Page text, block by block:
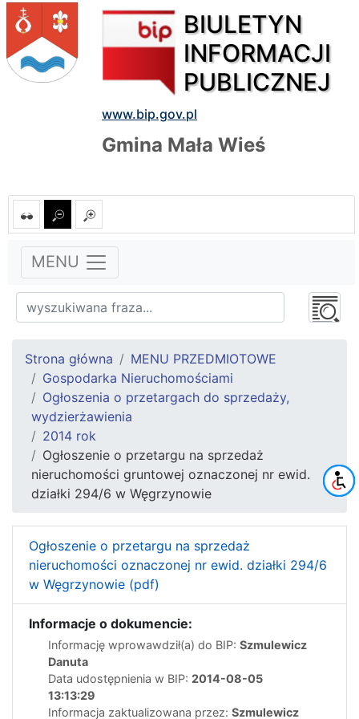
BIULETYN
INFORMACJI
PUBLICZNEJ
www.bip.gov.pl
Gmina Mała Wieś
MENU
Strona główna
MENU PRZEDMIOTOWE
Gospodarka Nieruchomościami
Ogłoszenia o przetargach do sprzedaży,
wydzierżawienia
2014 rok
Ogłoszenie o przetargu na sprzedaż
nieruchomości gruntowej oznaczonej nr ewid.
działki 294/6 w Węgrzynowie
Ogłoszenie o przetargu na sprzedaż
nieruchomości oznaczonej nr ewid. działki 294/6
w Węgrzynowie (pdf)
Informacje o dokumencie:
Informację wprowawdził(a) do BIP: Szmulewicz
Danuta
Data udostępnienia w BIP: 2014-08-05
13:13:29
Informacja zaktualizowana przez: Szmulewicz